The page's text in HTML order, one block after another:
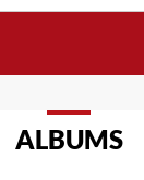
ALBUMS